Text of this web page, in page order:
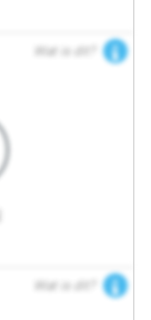
Wat is dit?
Wat is dit?